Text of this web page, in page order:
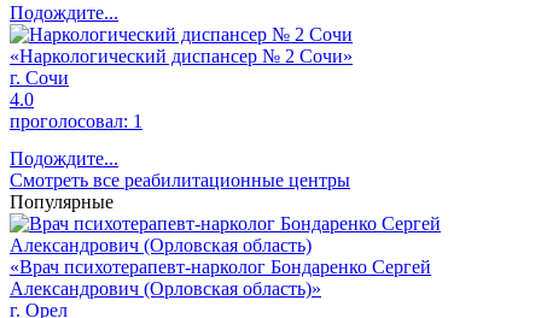
Подождите...
«Наркологический диспансер № 2 Сочи»
г. Сочи
4.0
проголосовал: 1
Подождите...
Смотреть все реабилитационные центры
Популярные
«Врач психотерапевт-нарколог Бондаренко Сергей
Александрович (Орловская область)»
г. Орел